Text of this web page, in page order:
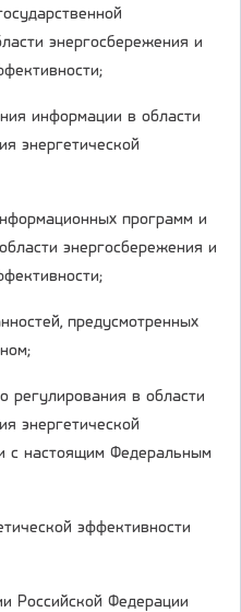
энергосбережения и
информации в области
энергетической
программ и
энергосбережения и
предусмотренных
регулирования в области
энергетической
с настоящим Федеральным
эффективности
Российской Федерации